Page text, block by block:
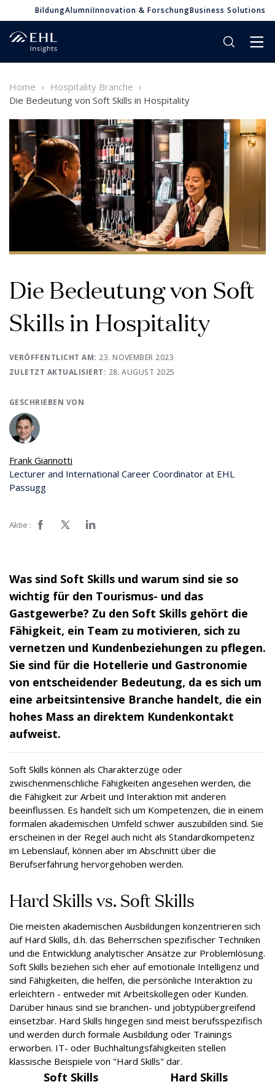
BildungAlumniInnovation & ForschungBusiness Solutions
Home
Hospitality Branche
Die Bedeutung von Soft Skills in Hospitality
Die Bedeutung von Soft
Skills in Hospitality
VERÖFFENTLICHT AM: 23. NOVEMBER 2023
ZULETZT AKTUALISIERT: 28. AUGUST 2025
GESCHRIEBEN VON
Frank Giannotti
Lecturer and International Career Coordinator at EHL
Passugg
Aktie :
Was sind Soft Skills und warum sind sie so
wichtig für den Tourismus- und das
Gastgewerbe? Zu den Soft Skills gehört die
Fähigkeit, ein Team zu motivieren, sich zu
vernetzen und Kundenbeziehungen zu pflegen.
Sie sind für die Hotellerie und Gastronomie
von entscheidender Bedeutung, da es sich um
eine arbeitsintensive Branche handelt, die ein
hohes Mass an direktem Kundenkontakt
aufweist.
Soft Skills können als Charakterzüge oder
zwischenmenschliche Fähigkeiten angesehen werden, die
die Fähigkeit zur Arbeit und Interaktion mit anderen
beeinflussen. Es handelt sich um Kompetenzen, die in einem
formalen akademischen Umfeld schwer auszubilden sind. Sie
erscheinen in der Regel auch nicht als Standardkompetenz
im Lebenslauf, können aber im Abschnitt über die
Berufserfahrung hervorgehoben werden.
Hard Skills vs. Soft Skills
Die meisten akademischen Ausbildungen konzentrieren sich
auf Hard Skills, d.h. das Beherrschen spezifischer Techniken
und die Entwicklung analytischer Ansätze zur Problemlösung.
Soft Skills beziehen sich eher auf emotionale Intelligenz und
sind Fähigkeiten, die helfen, die persönliche Interaktion zu
erleichtern - entweder mit Arbeitskollegen oder Kunden.
Darüber hinaus sind sie branchen- und jobtypübergreifend
einsetzbar. Hard Skills hingegen sind meist berufsspezifisch
und werden durch formale Ausbildung oder Trainings
erworben. IT- oder Buchhaltungsfähigkeiten stellen
klassische Beispiele von "Hard Skills" dar.
Soft Skills
Hard Skills